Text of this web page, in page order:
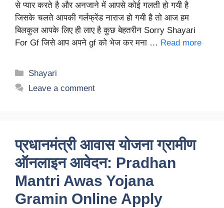
से प्यार करते है और अनजाने में आपसे कोई गलती हो गयी है
जिसके चलते आपकी गर्लफ्रेंड नाराज हो गयी है तो आज हम
बिलकुल आपके लिए ही लाए है कुछ बेहतरीन Sorry Shayari
For Gf जिसे आप अपने gf को भेज कर मना … Read more
Categories
Shayari
Leave a comment
प्रधानमंत्री आवास योजना ग्रामीण
ऑनलाइन आवेदन: Pradhan
Mantri Awas Yojana
Gramin Online Apply